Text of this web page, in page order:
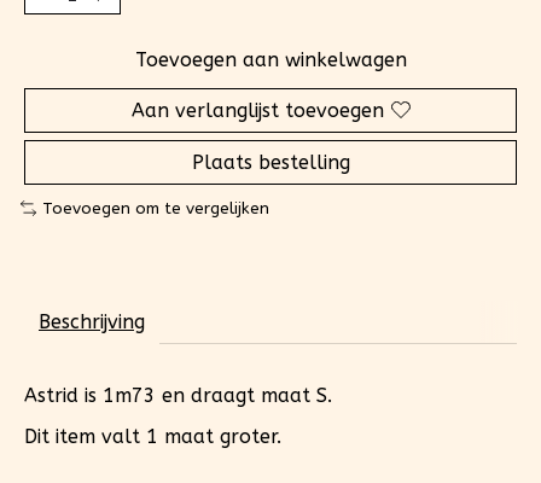
Toevoegen aan winkelwagen
Aan verlanglijst toevoegen
Plaats bestelling
Toevoegen om te vergelijken
Beschrijving
Astrid is 1m73 en draagt maat S.
Dit item valt 1 maat groter.